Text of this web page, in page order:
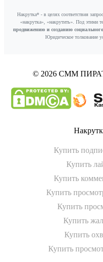
Накрутка* - в целях соответствия
«накрутка», «накрутить». Под этими
продвижению и созданию
Юридическое толкование
© 2026 СММ
Купить
Купить
Купить
Купить
Купить
Купить
Купить
Купить